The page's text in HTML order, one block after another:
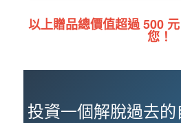
以上贈品總價值超過 500
您！
投資一個解脫過去的